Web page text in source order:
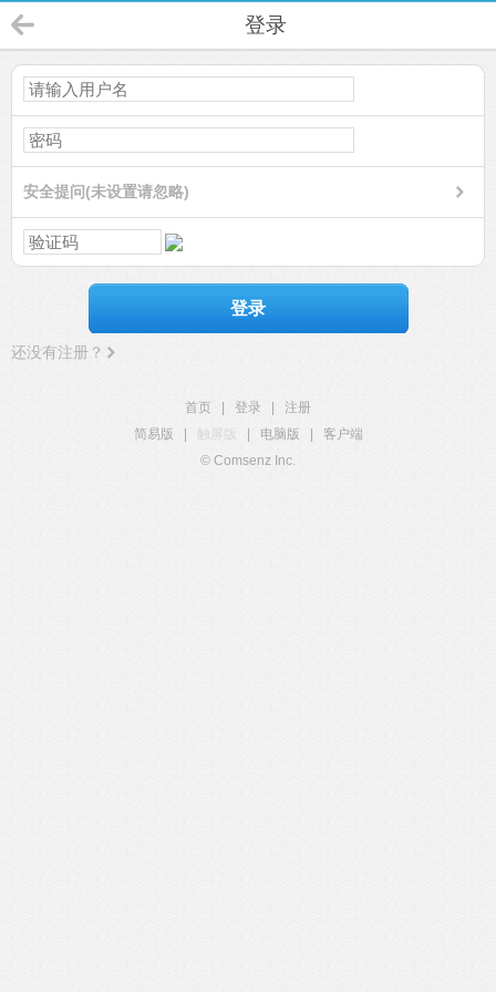
登录
安全提问(未设置请忽略)
登录
还没有注册？
首页 登录
注册
简易版
触屏版 电脑版
客户端
© Comsenz Inc.